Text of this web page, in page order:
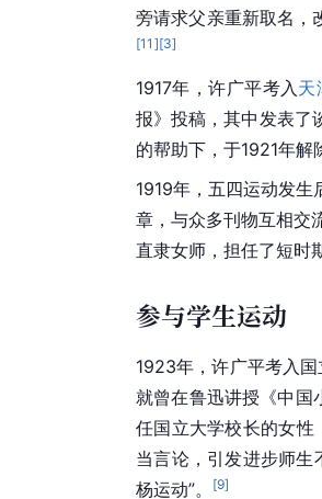
旁请求父亲重新取名，
[11 ][3]
1917年，许广平考入天
报》投稿，其中发表了
的帮助下，于1921年解
1919年，五四运动发
章，与众多刊物互相交
直隶女师，担任了短时
参与学生运动
1923年，许广平考入国
就曾在鲁迅讲授《中国
任国立大学校长的女
当言论，引发进步师生
杨运动”。
[9]